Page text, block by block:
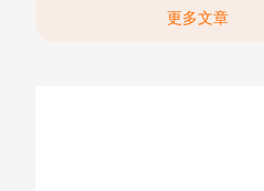
更多文章